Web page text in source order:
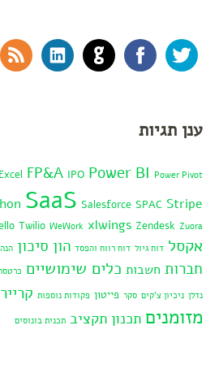
Twitter
Facebook
GitHub
LinkedIn
ענן תגיות
Excel FP&A IPO Power BI Power Pivot
SaaS Salesforce SPAC Stripe
Twilio WeWork xlwings Zendesk Zuora
אקסל דוח גיול דוח רווח והפסד הון סיכון
חברות חשבות כלים שימושיים
נדלן ניכיון צ'קים סקר פייטון פקודות נוספות
מזומנים תכנון תקציב תכנית בונוסים